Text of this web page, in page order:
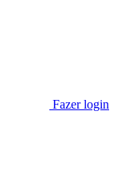
Fazer login